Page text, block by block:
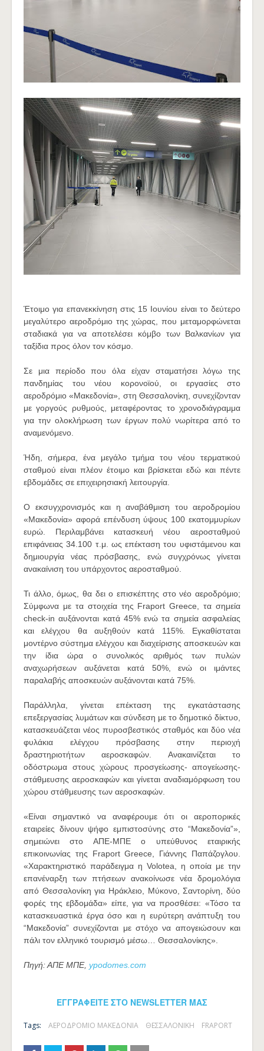
Έτοιμο για επανεκκίνηση στις 15 Ιουνίου είναι το δεύτερο
μεγαλύτερο αεροδρόμιο της χώρας, που μεταμορφώνεται
σταδιακά για να αποτελέσει κόμβο των Βαλκανίων για
ταξίδια προς όλον τον κόσμο.
Σε μια περίοδο που όλα είχαν σταματήσει λόγω της
πανδημίας του νέου κορονοϊού, οι εργασίες στο
αεροδρόμιο «Μακεδονία», στη Θεσσαλονίκη, συνεχίζονταν
με γοργούς ρυθμούς, μεταφέροντας το χρονοδιάγραμμα
για την ολοκλήρωση των έργων πολύ νωρίτερα από το
αναμενόμενο.
Ήδη, σήμερα, ένα μεγάλο τμήμα του νέου τερματικού
σταθμού είναι πλέον έτοιμο και βρίσκεται εδώ και πέντε
εβδομάδες σε επιχειρησιακή λειτουργία.
Ο εκσυγχρονισμός και η αναβάθμιση του αεροδρομίου
«Μακεδονία» αφορά επένδυση ύψους 100 εκατομμυρίων
ευρώ. Περιλαμβάνει κατασκευή νέου αεροσταθμού
επιφάνειας 34.100 τ.μ. ως επέκταση του υφιστάμενου και
δημιουργία νέας πρόσβασης, ενώ συγχρόνως γίνεται
ανακαίνιση του υπάρχοντος αεροσταθμού.
Τι άλλο, όμως, θα δει ο επισκέπτης στο νέο αεροδρόμιο;
Σύμφωνα με τα στοιχεία της Fraport Greece, τα σημεία
check-in αυξάνονται κατά 45% ενώ τα σημεία ασφαλείας
και ελέγχου θα αυξηθούν κατά 115%. Εγκαθίσταται
μοντέρνο σύστημα ελέγχου και διαχείρισης αποσκευών και
την ίδια ώρα ο συνολικός αριθμός των πυλών
αναχωρήσεων αυξάνεται κατά 50%, ενώ οι ιμάντες
παραλαβής αποσκευών αυξάνονται κατά 75%.
Παράλληλα, γίνεται επέκταση της εγκατάστασης
επεξεργασίας λυμάτων και σύνδεση με το δημοτικό δίκτυο,
κατασκευάζεται νέος πυροσβεστικός σταθμός και δύο νέα
φυλάκια ελέγχου πρόσβασης στην περιοχή
δραστηριοτήτων αεροσκαφών. Ανακαινίζεται το
οδόστρωμα στους χώρους προσγείωσης- απογείωσης-
στάθμευσης αεροσκαφών και γίνεται αναδιαμόρφωση του
χώρου στάθμευσης των αεροσκαφών.
«Είναι σημαντικό να αναφέρουμε ότι οι αεροπορικές
εταιρείες δίνουν ψήφο εμπιστοσύνης στο “Μακεδονία”»,
σημειώνει στο ΑΠΕ-ΜΠΕ ο υπεύθυνος εταιρικής
επικοινωνίας της Fraport Greece, Γιάννης Παπάζογλου.
«Χαρακτηριστικό παράδειγμα η Volotea, η οποία με την
επανέναρξη των πτήσεων ανακοίνωσε νέα δρομολόγια
από Θεσσαλονίκη για Ηράκλειο, Μύκονο, Σαντορίνη, δύο
φορές της εβδομάδα» είπε, για να προσθέσει: «Τόσο τα
κατασκευαστικά έργα όσο και η ευρύτερη ανάπτυξη του
“Μακεδονία” συνεχίζονται με στόχο να απογειώσουν και
πάλι τον ελληνικό τουρισμό μέσω… Θεσσαλονίκης».
Πηγή: ΑΠΕ ΜΠΕ, ypodomes.com
ΕΓΓΡΑΦΕΙΤΕ ΣΤΟ NEWSLETTER ΜΑΣ
Tags: ΑΕΡΟΔΡΟΜΙΟ ΜΑΚΕΔΟΝΙΑ ΘΕΣΣΑΛΟΝΙΚΗ FRAPORT